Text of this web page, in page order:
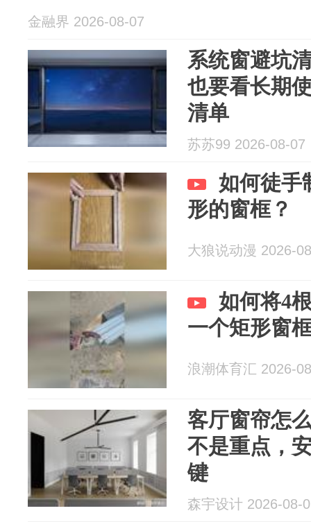
金融界 2026-08-07
系统窗避坑
也要看长期
清单
苏苏99 2026-08-07
如何徒手
形的窗框？
大狼说动漫 2026-
如何将4
一个矩形窗
浪潮体育汇 2026-
客厅窗帘怎
不是重点，
键
森宇设计 2026-08-